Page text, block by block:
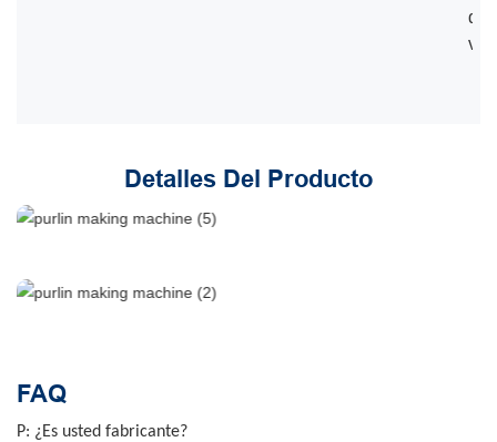
de
Detalles Del Producto
FAQ
P: ¿Es usted fabricante?